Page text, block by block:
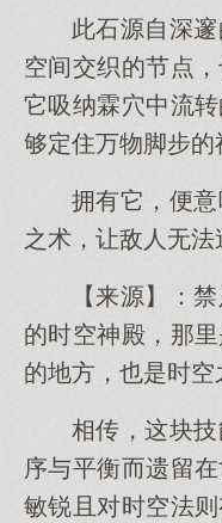
此石源自深
空间交织的节点
它吸纳霖穴中流
够定住万物脚步的
拥有它，便
之术，让敌人无法
【来源】：
的时空神殿，那
的地方，也是时空
相传，这块
序与平衡而遗留
敏锐且对时空法